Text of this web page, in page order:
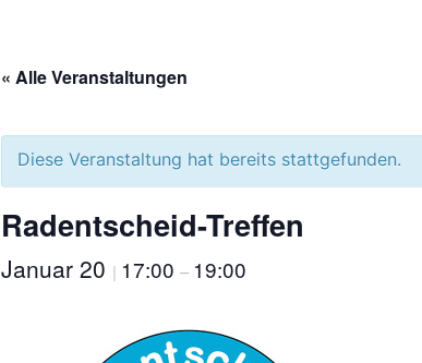
« Alle Veranstaltungen
Diese Veranstaltung hat bereits stattgefunden.
Radentscheid-Treffen
Januar 20 | 17:00 – 19:00